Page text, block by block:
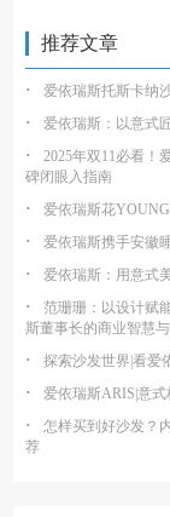
推荐文章
· 爱依瑞斯托斯卡纳
· 爱依瑞斯：以意式
·
2025年双11必看！
碑闭眼入指南
· 爱依瑞斯花
· 爱依瑞斯携手安徽
· 爱依瑞斯：用意式
·
范珊珊：以设计赋
斯董事长的商业智慧
· 探索沙发世界|看爱
· 爱依瑞斯ARIS|意
·
怎样买到好沙发？
荐